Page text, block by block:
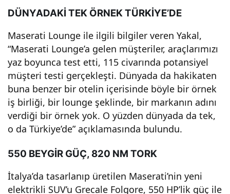
DÜNYADAKİ TEK ÖRNEK TÜRKİYE’DE
Maserati Lounge ile ilgili bilgiler veren Yakal,
“Maserati Lounge’a gelen müşteriler, araçlarımızı
yaz boyunca test etti, 115 civarında potansiyel
müşteri testi gerçekleşti. Dünyada da hakikaten
buna benzer bir otelin içerisinde böyle bir örnek
iş birliği, bir lounge şeklinde, bir markanın adını
verdiği bir örnek yok. O yüzden dünyada da tek,
o da Türkiye’de” açıklamasında bulundu.
550 BEYGİR GÜÇ, 820 NM TORK
İtalya’da tasarlanıp üretilen Maserati’nin yeni
elektrikli SUV’u Grecale Folgore, 550 HP’lik güç ile